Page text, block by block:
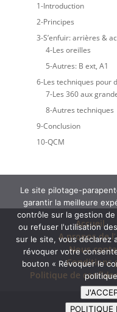
1-Introduction
2-Principes
3-S’enfuir: arrières &
4-Les oreilles
5-Autres: B ext, A1
6-Les techniques pour
7-Les 360 aux
8-Autres techniques
9-Conclusion
10-QCM
Accueil
A propos de
Nous
Conditions
Politique de
Le site pilotage-
garantir la meilleure
contrôle sur la gestion
ou refuser l'utilisation
sur le site, vous déclarez
révoquer votre
bouton « Révoquer le
POLITIQUE